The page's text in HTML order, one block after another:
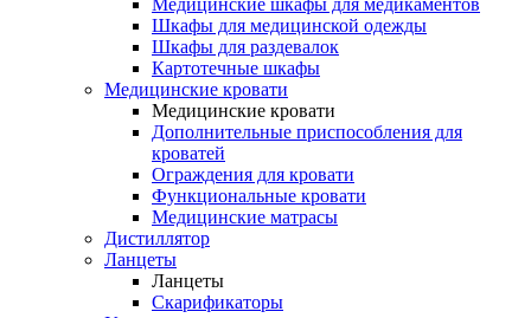
Медицинские шкафы для медикаментов
Шкафы для медицинской одежды
Шкафы для раздевалок
Картотечные шкафы
Медицинские кровати
Медицинские кровати
Дополнительные приспособления для
кроватей
Ограждения для кровати
Функциональные кровати
Медицинские матрасы
Дистиллятор
Ланцеты
Ланцеты
Скарификаторы